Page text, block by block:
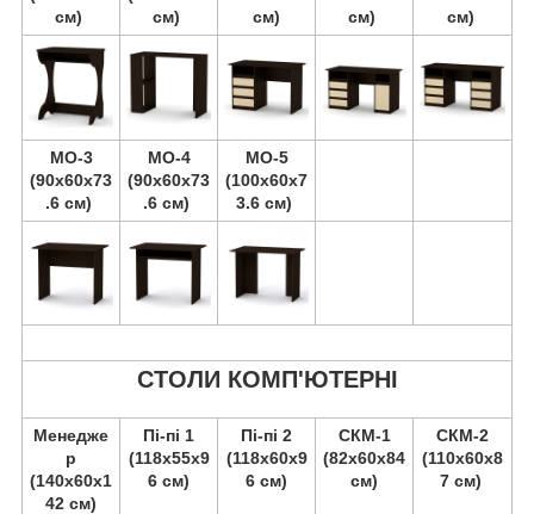
см)
см)
см)
см)
см)
МО-3
(90х60х73
.6 см)
МО-4
(90х60х73
.6 см)
МО-5
(100х60х7
3.6 см)
СТОЛИ КОМП'ЮТЕРНІ
Менедже
р
(140х60х1
42 см)
Пі-пі 1
(118х55х9
6 см)
Пі-пі 2
(118х60х9
6 см)
СКМ-1
(82х60х84
см)
СКМ-2
(110х60х8
7 см)